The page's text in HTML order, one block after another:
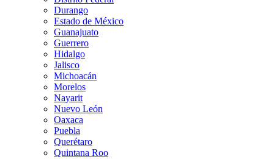
Durango
Estado de México
Guanajuato
Guerrero
Hidalgo
Jalisco
Michoacán
Morelos
Nayarit
Nuevo León
Oaxaca
Puebla
Querétaro
Quintana Roo